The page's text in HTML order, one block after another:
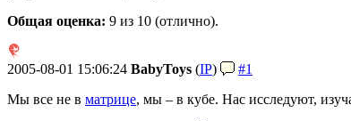
Общая оценка: 9 из 10 (отлично).
2005-08-01 15:06:24 BabyToys (IP)
#1
Мы все не в матрице, мы – в кубе. Нас исследуют,